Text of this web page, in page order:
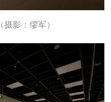
（摄影：缪军）